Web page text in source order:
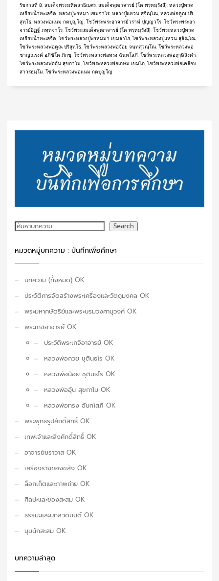
รัชกาลที่ 8 สมเด็จพระมหิตลาธิเบศร สมเด็จพุฒาจารย์ (โต พรฺหมฺรังสี) หลวงปู่ทวด
เหยียบน้ำทะเลจืด หลวงปู่พรหมา เขมจาโร หลวงปู่แหวน สุจิณฺโณ หลวงพ่อคูณ ปริ
สุทฺโธ หลวงพ่อแนม กตปุญโญ โชว์พระพระอาจารย์วราห์ ปุญญวโร
โชว์พระพระอา
จารย์อิฏฐ์ ภทฺทจาโร
โชว์พระสมเด็จพุฒาจารย์ (โต พรฺหมฺรังสี)
โชว์พระหลวงปู่ทวด
เหยียบน้ำทะเลจืด
โชว์พระหลวงปู่พรหมมา เขมจาโร โชว์พระหลวงปู่แหวน สุจิณฺโณ
โชว์พระหลวงพ่อคูณ ปริสุทฺโธ
โชว์พระหลวงพ่อจ้อย จนฺทสุวณฺโณ
โชว์พระหลวงพ่อ
ชาญณรงค์ อภิชิโต ภิกขุ
โชว์พระหลวงพ่อทรง ฉันทโสภี โชว์พระหลวงพ่อฤๅษีลิงดำ
โชว์พระหลวงพ่ออุ้น สุขกาโม
โชว์พระหลวงพ่อเกษม เขมโก
โชว์พระหลวงพ่อเคลือบ
สาวรธมฺโม
โชว์พระหลวงพ่อแนม กตปุญโญ
ค้นหา Search
หมวดหมู่บทความ : บันทึกเพื่อศึกษา
บทความ (ทั้งหมด) OK
ประวัติการจัดสร้างพระเครื่องและวัตถุมงคล OK
พระมหากษัตริย์และพระบรมวงศานุวงศ์ OK
พระเกจิอาจารย์ OK
ประวัติพระเกจิอาจารย์ OK
หลวงพ่อกวย ชุตินฺธโร OK
หลวงพ่อน้อย ชุตินฺธโร OK
หลวงพ่ออุ้น สุขกาโม OK
หลวงพ่อทรง ฉันทโสภี OK
พระพุทธรูปศักดิ์สิทธิ์ OK
เทพเจ้าและสิ่งศักดิ์สิทธิ์ OK
อาจารย์ฆราวาส OK
เครื่องรางของขลัง OK
ล็อกเก็ตและภาพถ่าย OK
ศิลปะและของสะสม OK
ธรรมะและบทสวดมนต์ OK
มุมนักสะสม OK
บทความล่าสุด